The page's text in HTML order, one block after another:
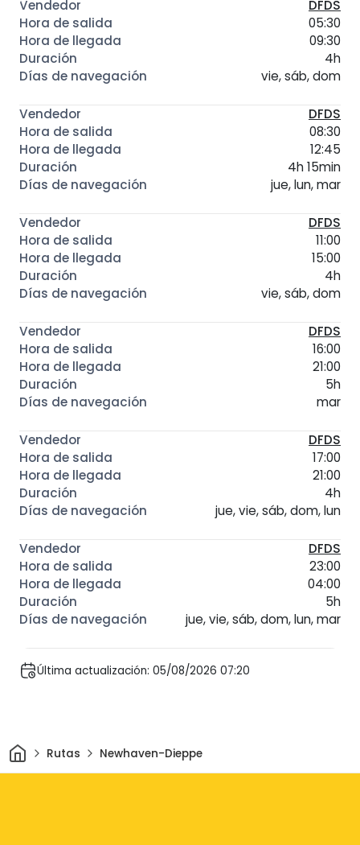
DFDS
05:30
09:30
4h
vie, sáb, dom
DFDS
08:30
12:45
4h 15min
jue, lun, mar
DFDS
11:00
15:00
4h
vie, sáb, dom
DFDS
16:00
21:00
5h
mar
DFDS
17:00
21:00
4h
jue, vie, sáb, dom, lun
DFDS
23:00
04:00
5h
jue, vie, sáb, dom, lun, mar
Última actualización: 05/08/2026 07:20
InicioRutas Newhaven-Dieppe